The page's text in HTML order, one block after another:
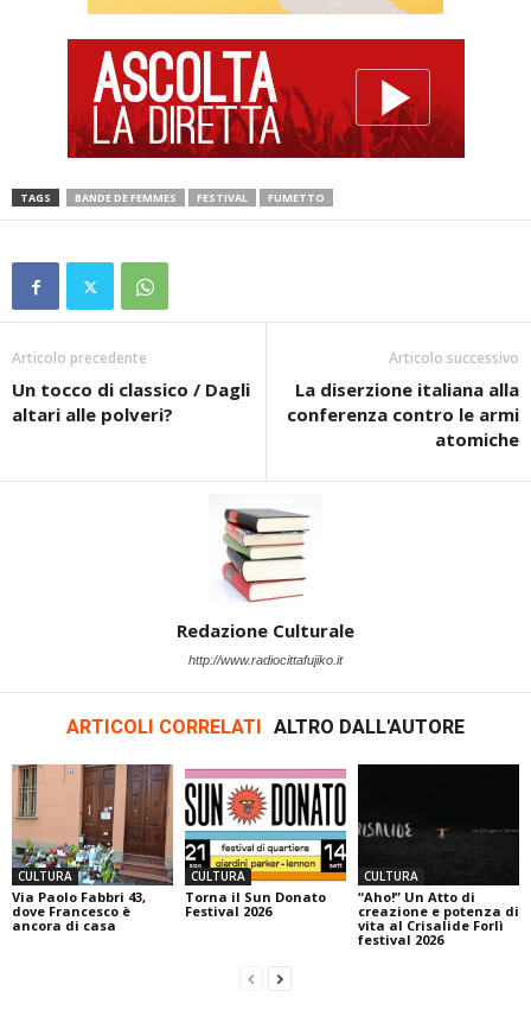
TAGS BANDE DE FEMMES FESTIVAL FUMETTO
Articolo precedente
Un tocco di classico / Dagli
altari alle polveri?
Articolo successivo
La diserzione italiana alla
conferenza contro le armi
atomiche
Redazione Culturale
http://www.radiocittafujiko.it
ARTICOLI CORRELATI ALTRO DALL'AUTORE
CULTURA
Via Paolo Fabbri 43,
dove Francesco è
ancora di casa
CULTURA
Torna il Sun Donato
Festival 2026
CULTURA
“Aho!” Un Atto di
creazione e potenza di
vita al Crisalide Forlì
festival 2026